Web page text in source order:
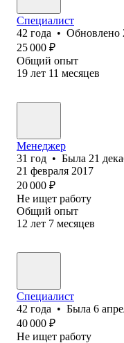
Специалист
42 года • Обновлено
25 000 ₽
Общий опыт
19 лет 11 месяцев
Менеджер
31 год • Была 21
21 февраля 2017
20 000 ₽
Не ищет работу
Общий опыт
12 лет 7 месяцев
Специалист
42 года • Была 6
40 000 ₽
Не ищет работу